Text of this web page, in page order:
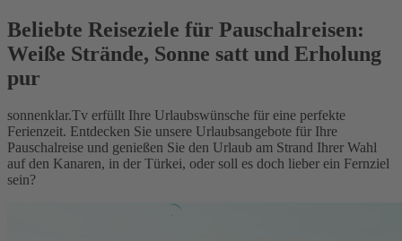
Beliebte Reiseziele für Pauschalreisen:
Weiße Strände, Sonne satt und Erholung
pur
sonnenklar.Tv erfüllt Ihre Urlaubswünsche für eine perfekte
Ferienzeit. Entdecken Sie unsere Urlaubsangebote für Ihre
Pauschalreise und genießen Sie den Urlaub am Strand Ihrer Wahl
auf den Kanaren, in der Türkei, oder soll es doch lieber ein Fernziel
sein?